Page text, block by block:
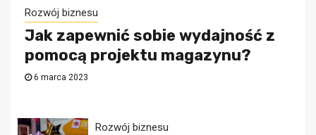
Rozwój biznesu
Jak zapewnić sobie wydajność z
pomocą projektu magazynu?
6 marca 2023
Rozwój biznesu